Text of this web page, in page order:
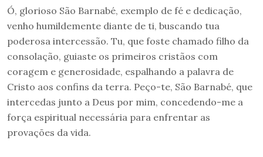
Ó, glorioso São Barnabé, exemplo de fé e dedicação,
venho humildemente diante de ti, buscando tua
poderosa intercessão. Tu, que foste chamado filho da
consolação, guiaste os primeiros cristãos com
coragem e generosidade, espalhando a palavra de
Cristo aos confins da terra. Peço-te, São Barnabé, que
intercedas junto a Deus por mim, concedendo-me a
força espiritual necessária para enfrentar as
provações da vida.